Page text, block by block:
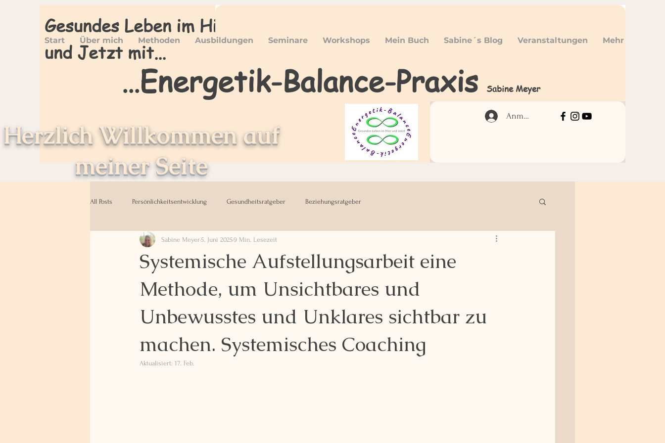
Gesundes Leben im Hier
und Jetzt mit...
Start Über mich Methoden Ausbildungen Seminare Workshops Mein Buch Sabine´s Blog Veranstaltungen Mehr
...Energetik-Balance-Praxis Sabine Meyer
Anmelden
Herzlich Willkommen auf
meiner Seite
All Posts Persönlichkeitsentwicklung Gesundheitsratgeber Beziehungsratgeber
Systemische Aufstellungsarbeit eine
Methode, um Unsichtbares und
Unbewusstes und Unklares sichtbar zu
machen. Systemisches Coaching
Sabine Meyer5. Juni 20259 Min. Lesezeit
Aktualisiert: 17. Feb.